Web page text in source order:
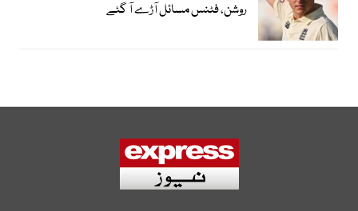
روشن، فٹنس مسائل آڑے آ گئے